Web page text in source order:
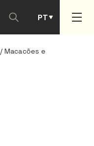
PT
ES
/Macacões e